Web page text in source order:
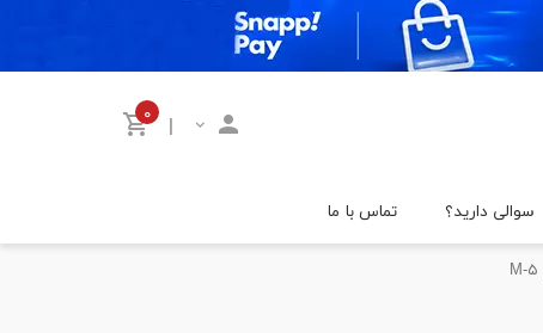
| ۰
سوالی دارید؟ تماس با ما